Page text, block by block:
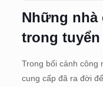
Những nhà
trong
Trong bối cảnh công
cung cấp đã ra đời